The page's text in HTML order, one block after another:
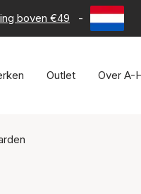
boven €49 - 60 dagen
Outlet Over A-